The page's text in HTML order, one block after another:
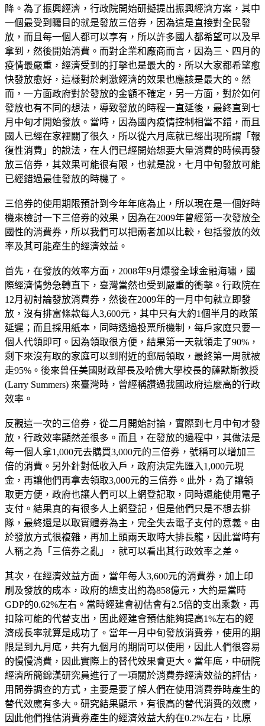
降。為了振興經濟，行政院開始研擬提出振興經濟方案，其中
一個最受到矚目的就是發放三倍券，因為這是直接對全民發
放，而且每一個人都可以享有，所以許多國人都希望可以及早
拿到，然後開始消費。而對企業和廠商而言，因為三、四月的
疫情最嚴重，經濟受到的打擊也是最大的，所以大家都希望愈
快發放愈好，這樣對於剌激經濟的效果也應該是最大的。然
而，一方面政府對於發放的金額不確定，另一方面，對於如何
發放也有不同的想法，導致發放的時程一直延後，最終直到七
月中旬才開始發放。當時，因為國內疫情控制相當不錯，而且
國人已經在家裡關了很久，所以從六月底就已經出現所謂「報
復性消費」的說法，在人們已經開始想要大量消費的時候再發
放三倍券，其效果可能很有限，也就是說，七月中旬發放可能
已經錯過最佳發放的時機了。
三倍券的使用期限預計到今年年底為止，所以現在是一個好時
機來檢討一下三倍券的效果，因為在2009年曾經第一次發放全
國性的消費券，所以我們可以把兩者加以比較，包括發放的效
率及其可能產生的經濟效益。
首先，在發放的效率方面，2008年9月爆發全球金融海嘯，國
際經濟情勢急轉直下，臺灣當然也受到嚴重的衝擊。行政院在
12月初討論發放消費券，然後在2009年的一月中旬就立即發
放，沒有排富條款每人3,600元，其中只有大約1個半月的政策
延遲；而且採用紙本，同時透過投票所機制，每戶家庭只要一
個人代領即可。因為領取很方便，結果第一天就領走了90%，
剩下來沒有取的家庭可以到附近的郵局領取，最終第一周就被
走95%。後來曾任美國財政部長及哈佛大學校長的薩默斯教授
(Larry Summers) 來臺灣時，曾經稱讚過我國政府這麼高的行政
效率。
反觀這一次的三倍券，從二月開始討論，實際到七月中旬才發
放，行政效率顯然差很多。而且，在發放的過程中，其做法是
每一個人拿1,000元去購買3,000元的三倍券，號稱可以增加三
倍的消費。另外針對低收入戶，政府決定先匯入1,000元現
金，再讓他們再拿去領取3,000元的三倍券。此外，為了讓領
取更方便，政府也讓人們可以上網登記取，同時還能使用電子
支付。結果真的有很多人上網登記，但是他們只是不想去排
隊，最終還是以取實體券為主，完全失去電子支付的意義。由
於發放方式很複雜，再加上頭兩天取時大排長龍，因此當時有
人稱之為「三倍券之亂」，就可以看出其行政效率之差。
其次，在經濟效益方面，當年每人3,600元的消費券，加上印
刷及發放的成本，政府的總支出約為858億元，大約是當時
GDP的0.62%左右。當時經建會初估會有2.5倍的支出乘數，再
扣除可能的代替支出，因此經建會預估能夠提高1%左右的經
濟成長率就算是成功了。當年一月中旬發放消費券，使用的期
限是到九月底，共有九個月的期間可以使用，因此人們很容易
的慢慢消費，因此實際上的替代效果會更大。當年底，中研院
經濟所簡錦漢研究員進行了一項關於消費券經濟效益的評估，
用問券調查的方式，主要是要了解人們在使用消費券時產生的
替代效應有多大。研究結果顯示，有很高的替代消費的效應，
因此他們推估消費券產生的經濟效益大約在0.2%左右，比原